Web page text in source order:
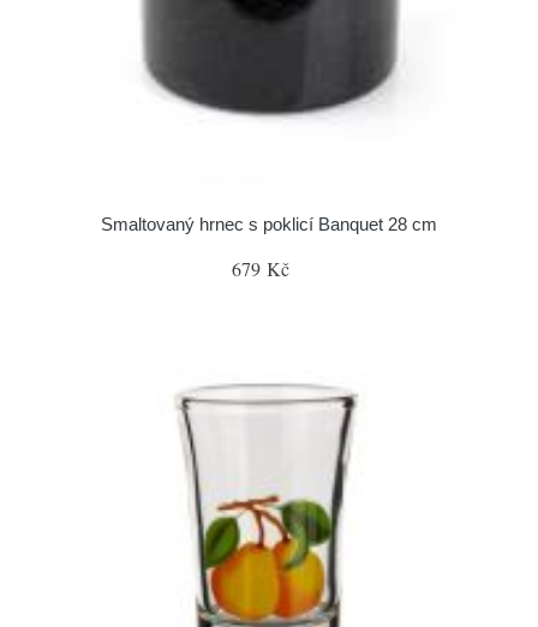
Smaltovaný hrnec s poklicí Banquet 28 cm
679 Kč